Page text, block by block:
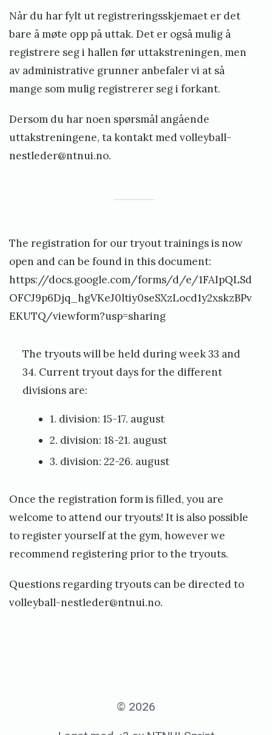
Når du har fylt ut registreringsskjemaet er det
bare å møte opp på uttak. Det er også mulig å
registrere seg i hallen før uttakstreningen, men
av administrative grunner anbefaler vi at så
mange som mulig registrerer seg i forkant.
Dersom du har noen spørsmål angående
uttakstreningene, ta kontakt med volleyball-
nestleder@ntnui.no.
The registration for our tryout trainings is now
open and can be found in this document:
https://docs.google.com/forms/d/e/1FAIpQLSd
OFCJ9p6Djq_hgVKeJ0ltiy0seSXzLocd1y2xskzBPv
EKUTQ/viewform?usp=sharing
The tryouts will be held during week 33 and
34. Current tryout days for the different
divisions are:
1. division: 15-17. august
2. division: 18-21. august
3. division: 22-26. august
Once the registration form is filled, you are
welcome to attend our tryouts! It is also possible
to register yourself at the gym, however we
recommend registering prior to the tryouts.
Questions regarding tryouts can be directed to
volleyball-nestleder@ntnui.no.
© 2026